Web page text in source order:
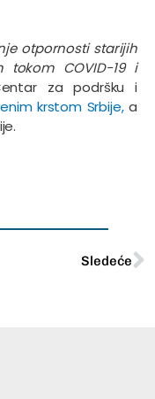
otpornosti starijih
COVID-19 i
za podršku i
krstom Srbije,a
Sledeće